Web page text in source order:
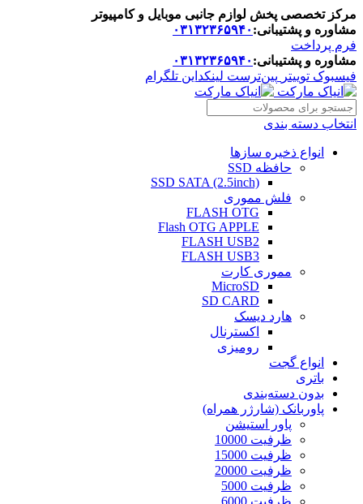
مرکز تخصصی پخش لوازم جانبی موبایل و کامپیوتر
مشاوره و پشتیبانی: ۰۳۱۳۲۳۶۵۹۴۰
فرم پرداخت
مشاوره و پشتیبانی: ۰۳۱۳۲۳۶۵۹۴۰
فیسبوک توییتر پین‌ترست لینکداین تلگرام
انتخاب دسته بندی
انواع ذخیره سازها
حافظه SSD
SSD SATA (2.5inch)
فلش مموری
FLASH OTG
Flash OTG APPLE
FLASH USB2
FLASH USB3
مموری کارت
MicroSD
SD CARD
هارد دیسک
اکسترنال
رومیزی
انواع گجت
باتری
بدون دسته‌بندی
پاوربانک (شارژر همراه)
پاور استیشن
ظرفیت 10000
ظرفیت 15000
ظرفیت 20000
ظرفیت 5000
ظرفیت 6000